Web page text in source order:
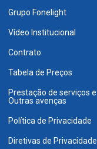
Grupo Fonelight
Vídeo Institucional
Contrato
Tabela de Preços
Prestação de serviços e
Outras avenças
Política de Privacidade
Diretivas de Privacidade